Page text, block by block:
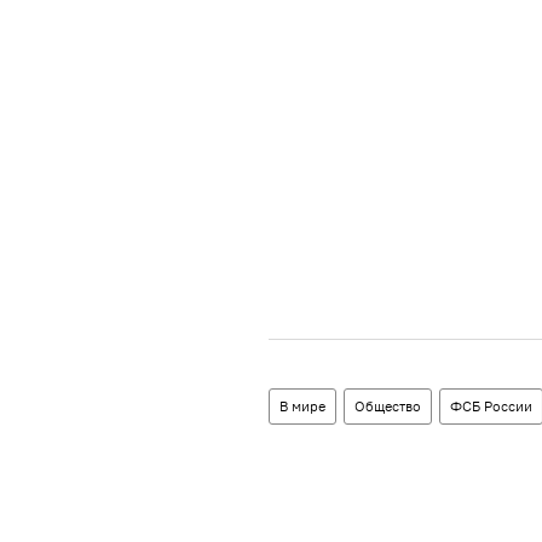
В мире Общество ФСБ России